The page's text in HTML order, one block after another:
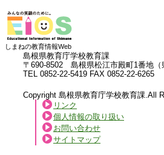
しまねの教育情報Web
島根県教育庁学校教育課
〒690-8502 島根県松江市殿町1番地（
TEL 0852-22-5419 FAX 0852-22-6265
Copyright 島根県教育庁学校教育課.All
リンク
個人情報の取り扱い
お問い合わせ
サイトマップ